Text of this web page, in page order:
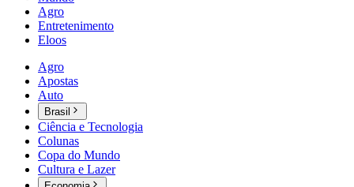
Agro
Entretenimento
Eloos
Agro
Apostas
Auto
Brasil
Ciência e Tecnologia
Colunas
Copa do Mundo
Cultura e Lazer